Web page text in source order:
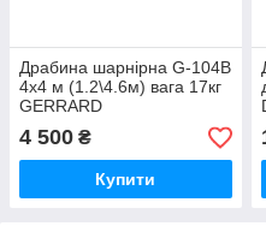
Драбина шарнірна G-104B
4х4 м (1.2\4.6м) вага 17кг
GERRARD
4 500 ₴
Купити